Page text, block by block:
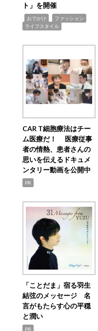
ト」を開催
おでかけ ファッション
ライフスタイル
CAR T細胞療法はチー
ム医療だ！ 医療従事
者の情熱、患者さんの
思いを伝えるドキュメ
ンタリー動画を公開中
PR
「ことだま」宿る羽生
結弦のメッセージ 名
言がもたらす心の平穏
と潤い
PR